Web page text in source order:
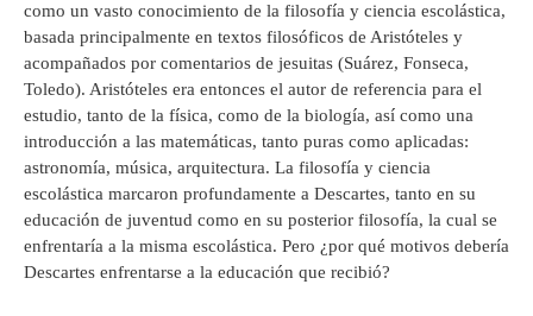
como un vasto conocimiento de la filosofía y ciencia escolástica,
basada principalmente en textos filosóficos de Aristóteles y
acompañados por comentarios de jesuitas (Suárez, Fonseca,
Toledo). Aristóteles era entonces el autor de referencia para el
estudio, tanto de la física, como de la biología, así como una
introducción a las matemáticas, tanto puras como aplicadas:
astronomía, música, arquitectura. La filosofía y ciencia
escolástica marcaron profundamente a Descartes, tanto en su
educación de juventud como en su posterior filosofía, la cual se
enfrentaría a la misma escolástica. Pero ¿por qué motivos debería
Descartes enfrentarse a la educación que recibió?